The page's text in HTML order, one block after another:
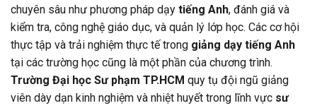
chuyên sâu như phương pháp dạy tiếng Anh, đánh giá và
kiểm tra, công nghệ giáo dục, và quản lý lớp học. Các cơ hội
thực tập và trải nghiệm thực tế trong giảng dạy tiếng Anh
tại các trường học cũng là một phần của chương trình.
Trường Đại học Sư phạm TP.HCM quy tụ đội ngũ giảng
viên dày dạn kinh nghiệm và nhiệt huyết trong lĩnh vực sư